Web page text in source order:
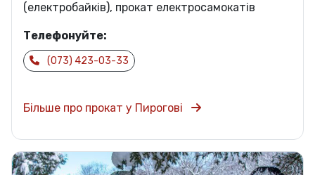
(електробайків), прокат електросамокатів
Телефонуйте:
(073) 423-03-33
Більше про прокат у Пирогові